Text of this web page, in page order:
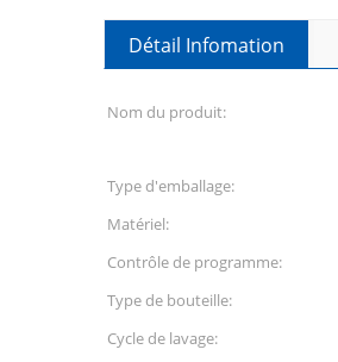
Détail Infomation
Nom du produit:
Type d'emballage:
Matériel:
Contrôle de programme:
Type de bouteille:
Cycle de lavage: